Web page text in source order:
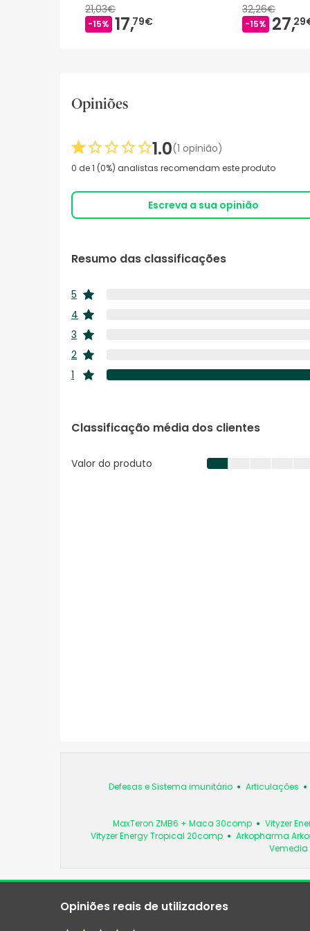
21,03€
-15% 17,79€
32,26€
-15% 27,
Opiniões
Resumo das classificações
5
estrelas
4
estrelas
3
estrelas
2
estrelas
1
estrelas
1.0(1 opinião)
0 de 1 (0%) analistas recomendam este produto
Escreva a sua opinião
Classificação média dos clientes
Valor do produto
Valor
Defesas e Sistema imunitário Articulações
MaxTeron ZMB6 + Maca 30comp Vityzer
Vityzer Energy Tropical 20comp
Arkopharma
Vemedia
Opiniões reais de utilizadores